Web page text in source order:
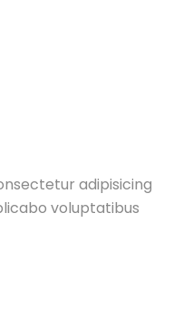
adipisicing
voluptatibus